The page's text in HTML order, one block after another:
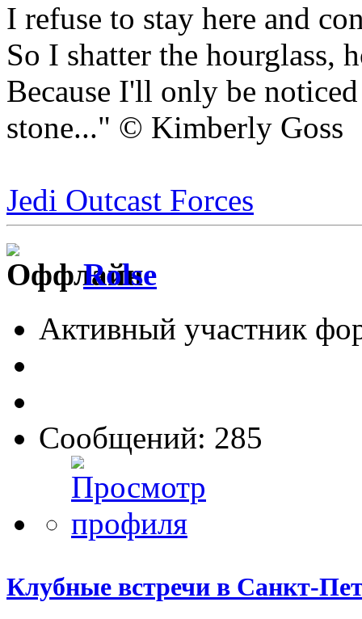
I refuse to stay here and
So I shatter the hourglass,
Because I'll only be
stone..." © Kimberly Goss
Jedi Outcast Forces
Rolse
Активный участник
Сообщений: 285
Клубные встречи в Санкт-